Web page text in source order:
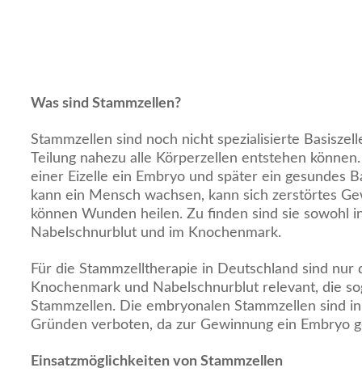
Was sind Stammzellen?
Stammzellen sind noch nicht spezialisierte
Teilung nahezu alle Körperzellen entstehen
einer Eizelle ein Embryo und später ein gesundes
kann ein Mensch wachsen, kann sich zerstörtes
können Wunden heilen. Zu finden sind sie sowohl
Nabelschnurblut und im Knochenmark.
Für die Stammzelltherapie in Deutschland sind nur
Knochenmark und Nabelschnurblut relevant, die
Stammzellen. Die embryonalen Stammzellen sind
Gründen verboten, da zur Gewinnung ein Embryo
Einsatzmöglichkeiten von Stammzellen